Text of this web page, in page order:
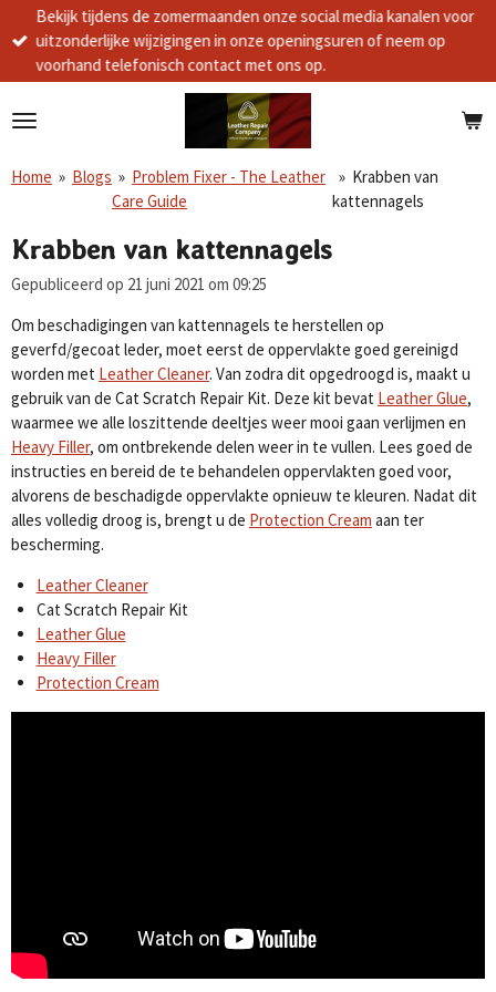
direct
naar
hoofdinhoud
Bekijk tijdens de zomermaanden onze social media kanalen voor
uitzonderlijke wijzigingen in onze openingsuren of neem op
voorhand telefonisch contact met ons op.
Home » Blogs » Problem Fixer - The Leather
Care Guide
» Krabben van
kattennagels
Krabben van kattennagels
Gepubliceerd op 21 juni 2021 om 09:25
Om beschadigingen van kattennagels te herstellen op
geverfd/gecoat leder, moet eerst de oppervlakte goed gereinigd
worden met Leather Cleaner. Van zodra dit opgedroogd is, maakt u
gebruik van de Cat Scratch Repair Kit. Deze kit bevat Leather Glue,
waarmee we alle loszittende deeltjes weer mooi gaan verlijmen en
Heavy Filler, om ontbrekende delen weer in te vullen. Lees goed de
instructies en bereid de te behandelen oppervlakten goed voor,
alvorens de beschadigde oppervlakte opnieuw te kleuren. Nadat dit
alles volledig droog is, brengt u de Protection Cream aan ter
bescherming.
Leather Cleaner
Cat Scratch Repair Kit
Leather Glue
Heavy Filler
Protection Cream